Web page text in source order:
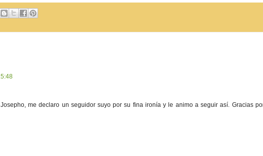
me declaro un seguidor suyo por su fina ironía y le animo a seguir así. Gracias